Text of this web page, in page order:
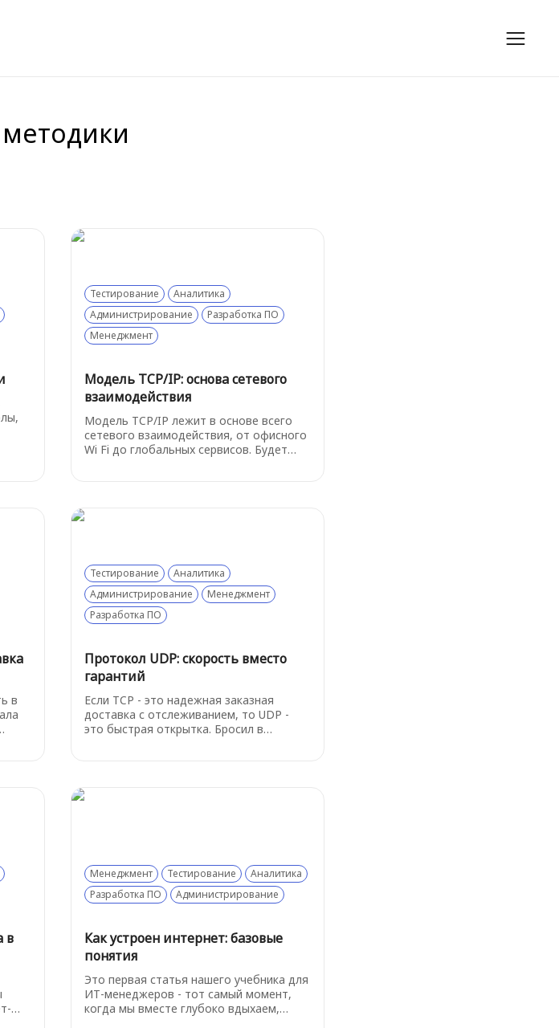
Тестирование
Аналитика
Администрирование
Разработка ПО
Менеджмент
Модель TCP/IP: основа сетевого
взаимодействия
Модель TCP/IP лежит в основе всего
сетевого взаимодействия, от офисного
Wi Fi до глобальных сервисов. Будет
в
Тестирование
Аналитика
Администрирование
Менеджмент
Разработка ПО
Протокол UDP: скорость вместо
гарантий
Если TCP - это надежная заказная
доставка с отслеживанием, то UDP -
это быстрая открытка. Бросил в
в
Менеджмент Тестирование
Аналитика
Разработка ПО
Администрирование
Как устроен интернет: базовые
понятия
Это первая статья нашего учебника для
ИТ-менеджеров - тот самый момент,
когда мы вместе глубоко вдыхаем,